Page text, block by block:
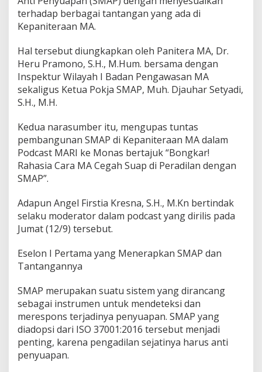
h
a
h
A
g
u
T
e
r
a
p
n
S
i
s
e
n
a
j
e
m
e
terhadap berbagai tantangan yang ada di
Kepaniteraan MA.
Hal tersebut diungkapkan oleh Panitera MA, Dr.
Heru Pramono, S.H., M.Hum. bersama dengan
Inspektur Wilayah I Badan Pengawasan MA
sekaligus Ketua Pokja SMAP, Muh. Djauhar Setyadi,
S.H., M.H.
Kedua narasumber itu, mengupas tuntas
pembangunan SMAP di Kepaniteraan MA dalam
Podcast MARI ke Monas bertajuk “Bongkar!
Rahasia Cara MA Cegah Suap di Peradilan dengan
SMAP”.
Adapun Angel Firstia Kresna, S.H., M.Kn bertindak
selaku moderator dalam podcast yang dirilis pada
Jumat (12/9) tersebut.
Eselon I Pertama yang Menerapkan SMAP dan
Tantangannya
SMAP merupakan suatu sistem yang dirancang
sebagai instrumen untuk mendeteksi dan
merespons terjadinya penyuapan. SMAP yang
diadopsi dari ISO 37001:2016 tersebut menjadi
penting, karena pengadilan sejatinya harus anti
penyuapan.